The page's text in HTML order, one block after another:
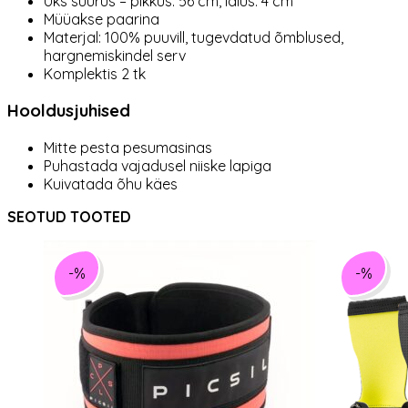
Müüakse paarina
Materjal: 100% puuvill, tugevdatud õmblused,
hargnemiskindel serv
Komplektis 2 tk
Hooldusjuhised
Mitte pesta pesumasinas
Puhastada vajadusel niiske lapiga
Kuivatada õhu käes
SEOTUD TOOTED
-% -%